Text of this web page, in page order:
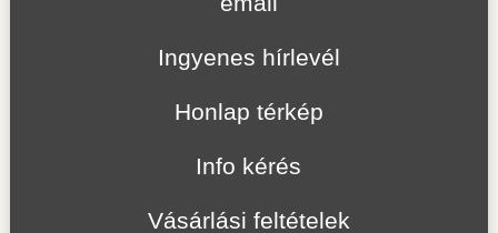
Ingyenes hírlevél
Honlap térkép
Info kérés
Vásárlási feltételek